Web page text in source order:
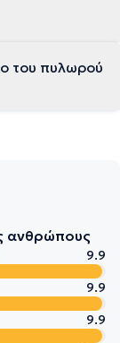
του πυλωρού
ανθρώπους
9.9
9.9
9.9